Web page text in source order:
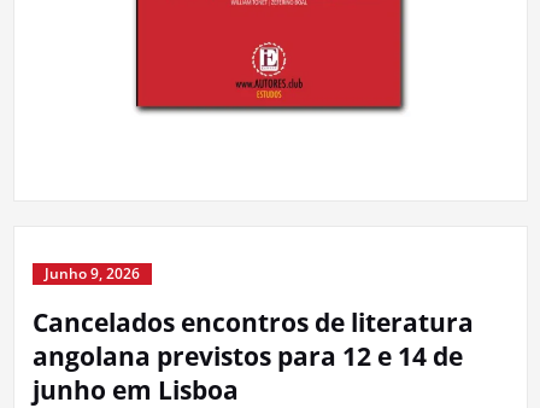
Junho 9, 2026
Cancelados encontros de literatura
angolana previstos para 12 e 14 de
junho em Lisboa